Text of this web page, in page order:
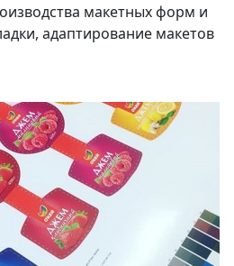
макетных форм и
адаптирование макетов